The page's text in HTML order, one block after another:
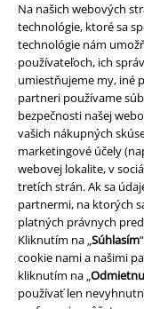
Na našich webových
technológie, ktoré sa
technológie nám
používateľoch, ich
umiestňujeme my, iné
partneri používame
bezpečnosti našej
vašich nákupných
marketingové účely
webovej lokalite, v
tretích strán. Ak sa
partnermi, na ktorých
platných právnych
Kliknutím na „Súhlasím
cookie nami a našimi
kliknutím na „
používať len
Právne
Podmienky
Imprint
Ochrana osobných
Likvidácia odpadu a
Vyhlásenie o zhode
Informácie o